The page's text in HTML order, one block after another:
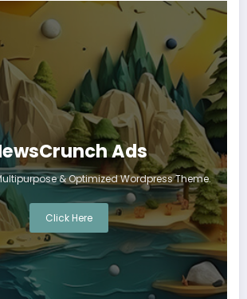
Ads
& Optimized Wordpress Theme.
Click Here